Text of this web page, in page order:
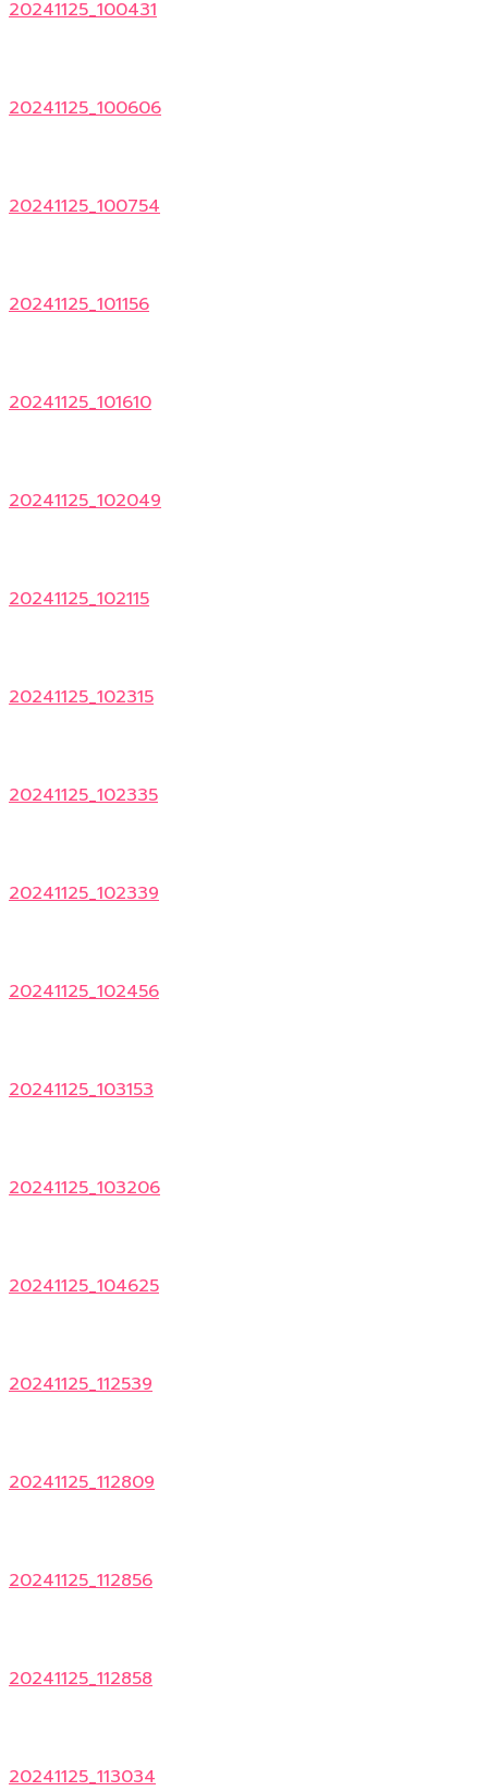
20241125_100431
20241125_100606
20241125_100754
20241125_101156
20241125_101610
20241125_102049
20241125_102115
20241125_102315
20241125_102335
20241125_102339
20241125_102456
20241125_103153
20241125_103206
20241125_104625
20241125_112539
20241125_112809
20241125_112856
20241125_112858
20241125_113034